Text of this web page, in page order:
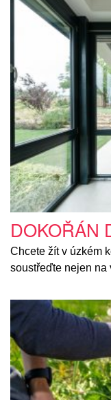
DOKOŘÁN
Chcete žít v úzkém
soustřeďte nejen